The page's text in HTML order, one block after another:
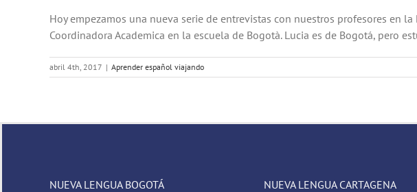
Hoy empezamos una nueva serie de entrevistas con nuestros profesores en
Coordinadora Academica en la escuela de Bogotà. Lucia es de Bogotá, pero
abril 4th, 2017 | Aprender español viajando
NUEVA LENGUA BOGOTÁ NUEVA LENGUA CARTAGENA